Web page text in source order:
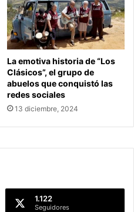
La emotiva historia de “Los
Clásicos”, el grupo de
abuelos que conquistó las
redes sociales
13 diciembre, 2024
1.122
Seguidores